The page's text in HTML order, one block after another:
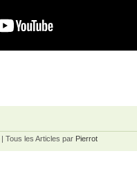
| Tous les Articles par Pierrot